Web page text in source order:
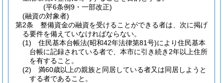
(平6条例9・一部改正)
(融資の対象者)
第2条
整備資金の融資を受けることができる者は、次に掲げ
る要件を備えていなければならない。
(1)
住民基本台帳法(昭和42年法律第81号)により住民基本
台帳に記録されている者で、本市に引き続き2年以上住所
を有すること。
(2)
満60歳以上の親族と同居している者又は同居しようと
する者であること。